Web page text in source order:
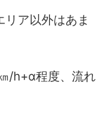
ア以外はあま
/h+α程度、流れ